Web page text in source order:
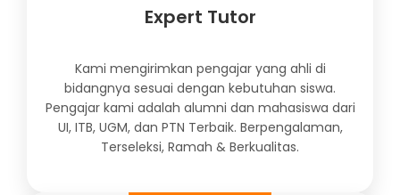
Expert Tutor
Kami mengirimkan pengajar yang ahli di
bidangnya sesuai dengan kebutuhan siswa.
Pengajar kami adalah alumni dan mahasiswa dari
UI, ITB, UGM, dan PTN Terbaik. Berpengalaman,
Terseleksi, Ramah & Berkualitas.